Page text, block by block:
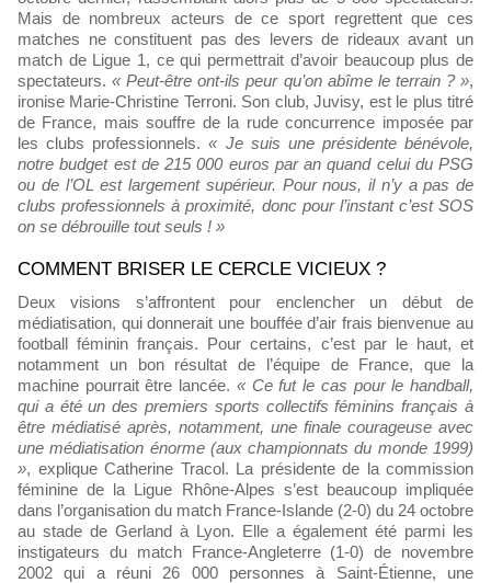
Mais de nombreux acteurs de ce sport regrettent que ces
matches ne constituent pas des levers de rideaux avant un
match de Ligue 1, ce qui permettrait d’avoir beaucoup plus de
spectateurs.« Peut-être ont-ils peur qu’on abîme le terrain ? »,
ironise Marie-Christine Terroni. Son club, Juvisy, est le plus titré
de France, mais souffre de la rude concurrence imposée par
les clubs professionnels.« Je suis une présidente bénévole,
notre budget est de 215 000 euros par an quand celui du PSG
ou de l’OL est largement supérieur. Pour nous, il n’y a pas de
clubs professionnels à proximité, donc pour l’instant c’est SOS
on se débrouille tout seuls ! »
COMMENT BRISER LE CERCLE VICIEUX ?
Deux visions s’affrontent pour enclencher un début de
médiatisation, qui donnerait une bouffée d’air frais bienvenue au
football féminin français. Pour certains, c’est par le haut, et
notamment un bon résultat de l’équipe de France, que la
machine pourrait être lancée. « Ce fut le cas pour le handball,
qui a été un des premiers sports collectifs féminins français à
être médiatisé après, notamment, une finale courageuse avec
une médiatisation énorme (aux championnats du monde 1999)
», explique Catherine Tracol. La présidente de la commission
féminine de la Ligue Rhône-Alpes s’est beaucoup impliquée
dans l’organisation du match France-Islande (2-0) du 24 octobre
au stade de Gerland à Lyon. Elle a également été parmi les
instigateurs du match France-Angleterre (1-0) de novembre
2002 qui a réuni 26 000 personnes à Saint-Étienne, une